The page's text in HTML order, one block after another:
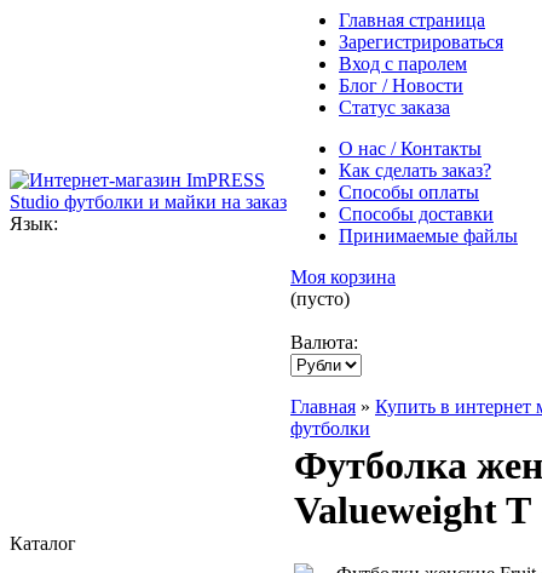
Язык:
Главная страница
Зарегистрироваться
Вход с паролем
Блог / Новости
Статус заказа
О нас / Контакты
Как сделать заказ?
Способы оплаты
Способы доставки
Принимаемые файлы
Моя корзина
(пусто)
Валюта:
Каталог
Главная » Купить в интернет
футболки
Футболка
Valueweight T